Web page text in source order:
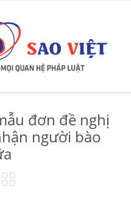
đơn đề nghị
người bào
